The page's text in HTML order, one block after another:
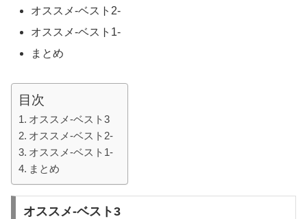
オススメ-ベスト2-
オススメ-ベスト1-
まとめ
目次
オススメ-ベスト3
オススメ-ベスト2-
オススメ-ベスト1-
まとめ
オススメ-ベスト3